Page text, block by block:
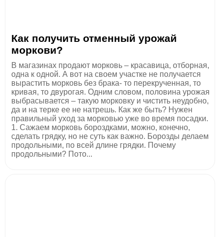
Как получить отменный урожай
моркови?
В магазинах продают морковь – красавица, отборная,
одна к одной. А вот на своем участке не получается
вырастить морковь без брака- то перекрученная, то
кривая, то двурогая. Одним словом, половина урожая
выбрасывается – такую морковку и чистить неудобно,
да и на терке ее не натрешь. Как же быть? Нужен
правильный уход за морковью уже во время посадки.
1. Сажаем морковь бороздками, можно, конечно,
сделать грядку, но не суть как важно. Борозды делаем
продольными, по всей длине грядки. Почему
продольными? Пото...